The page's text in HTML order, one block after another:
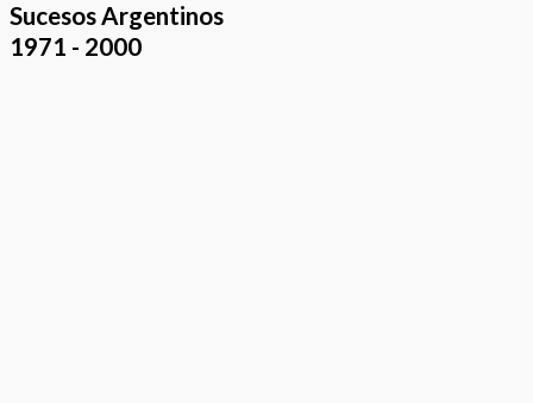
Sucesos Argentinos
1971 - 2000